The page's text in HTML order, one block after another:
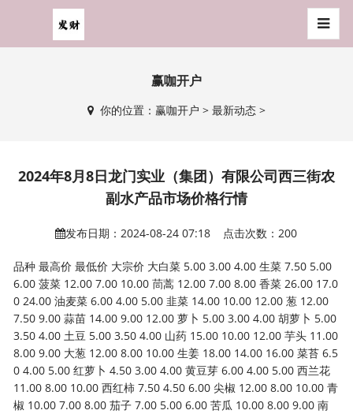
赢咖开户
你的位置： 赢咖开户 > 最新动态>
2024年8月8日龙门实业（集团）有限公司西三街农
副水产品市场价格行情
发布日期：2024-08-24 07:18 点击次数：200
品种 最高价 最低价 大宗价 大白菜 5.00 3.00 4.00 生菜 7.50 5.00
6.00 菠菜 12.00 7.00 10.00 茼蒿 12.00 7.00 8.00 香菜 26.00 17.0
0 24.00 油麦菜 6.00 4.00 5.00 韭菜 14.00 10.00 12.00 葱 12.00
7.50 9.00 蒜苗 14.00 9.00 12.00 萝卜 5.00 3.00 4.00 胡萝卜 5.00
3.50 4.00 土豆 5.00 3.50 4.00 山药 15.00 10.00 12.00 芋头 11.00
8.00 9.00 大葱 12.00 8.00 10.00 生姜 18.00 14.00 16.00 菜苔 6.5
0 4.00 5.00 红萝卜 4.50 3.00 4.00 黄豆芽 6.00 4.00 5.00 西兰花
11.00 8.00 10.00 西红柿 7.50 4.50 6.00 尖椒 12.00 8.00 10.00 青
椒 10.00 7.00 8.00 茄子 7.00 5.00 6.00 苦瓜 10.00 8.00 9.00 南